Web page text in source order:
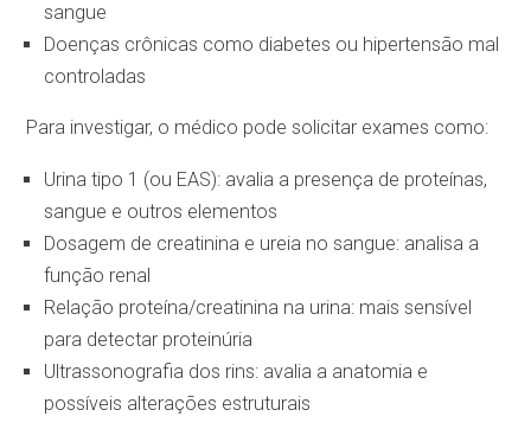
sangue
Doenças crônicas como diabetes ou hipertensão mal
controladas
Para investigar, o médico pode solicitar exames como:
Urina tipo 1 (ou EAS): avalia a presença de proteínas,
sangue e outros elementos
Dosagem de creatinina e ureia no sangue: analisa a
função renal
Relação proteína/creatinina na urina: mais sensível
para detectar proteinúria
Ultrassonografia dos rins: avalia a anatomia e
possíveis alterações estruturais